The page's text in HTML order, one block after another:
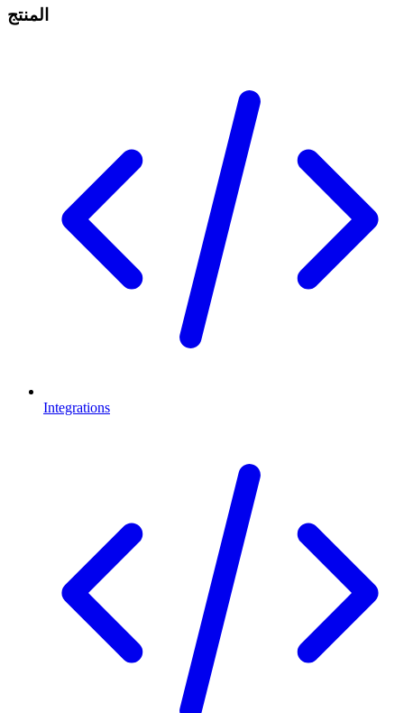
المنتج
Integrations